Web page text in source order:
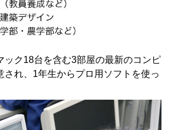
ック18台を含む3部屋の最新のコンピ
され、1年生からプロ用ソフトを使っ